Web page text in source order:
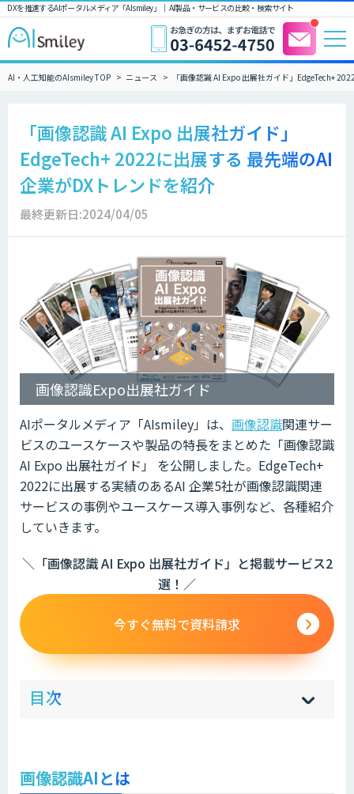
DXを推進するAIポータルメディア「AIsmiley」｜ AI製品・サービスの比較・検索サイト
AI・人工知能のAIsmiley TOP ニュース 「画像認識 AI Expo 出展社ガイド」EdgeTech+
「画像認識 AI Expo 出展社ガイド」
EdgeTech+ 2022に出展する 最先端のAI
企業がDXトレンドを紹介
最終更新日:2024/04/05
画像認識Expo出展社ガイド
AIポータルメディア「AIsmiley」は、 画像認識関連サー
ビスのユースケースや製品の特長をまとめた「画像認識
AI Expo 出展社ガイド」 を公開しました。EdgeTech+
2022に出展する実績のあるAI 企業5社が画像認識関連
サービスの事例やユースケース導入事例など、各種紹介
していきます。
＼「画像認識 AI Expo 出展社ガイド」と掲載サービス2
選！／
今すぐ無料で資料請求
目次 hi
]
sh
]
画像認識AIとは